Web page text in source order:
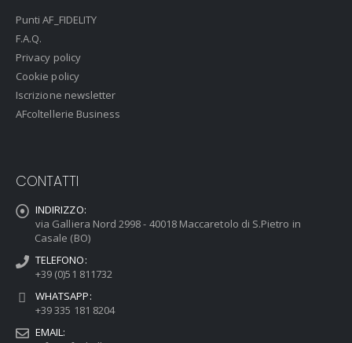
Punti AF_FIDELITY
F.A.Q.
Privacy policy
Cookie policy
Iscrizione newsletter
AFcoltellerie Business
CONTATTI
INDIRIZZO:
via Galliera Nord 2998 - 40018 Maccaretolo di S.Pietro in
Casale (BO)
TELEFONO:
+39 (0)51 811732
WHATSAPP:
+39 335 181 8204
EMAIL: